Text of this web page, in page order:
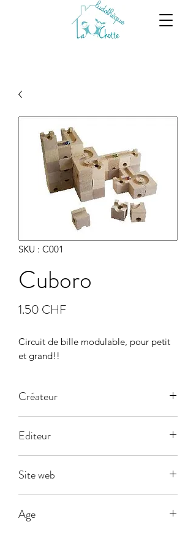
SKU : C001
Cuboro
1.50 CHFPrix
Circuit de bille modulable, pour petit
et grand!!
Créateur
Editeur
Site web
Age